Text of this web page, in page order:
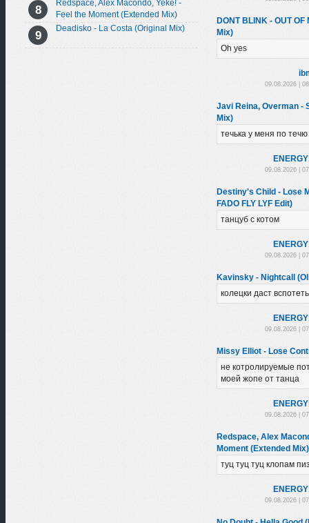
Redspace, Alex Macondo, Yeke! -
Feel the Moment (Extended Mix)
Deadisko - La Costa (Original Mix)
DONT BLINK - OUT
Mix)
Oh yes
09.08.2026 |
Javi Reina, Overman -
Mix)
течька у меня по течю
09.08.2026 |
Destiny's Child - Lose
FADO FLY LYF Edit)
танцуб с котом
09.08.2026 |
Kavinsky - Nightcall
колецки даст вспотеть
09.08.2026 |
Missy Elliot - Lose
не котролируемые
моей жопе от танца
09.08.2026 |
Redspace, Alex
Moment (Extended Mix)
туц туц туц клопам
09.08.2026 |